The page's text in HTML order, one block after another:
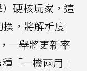
硬核玩家，這
，將解析度
一舉將更新率
「一機兩用」